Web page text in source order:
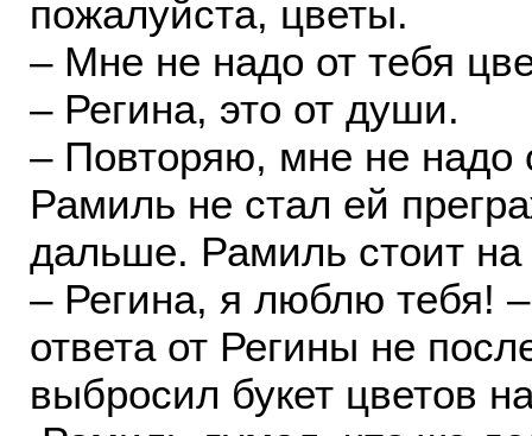
пожалуйста, цветы.
– Мне не надо от тебя
– Регина, это от души.
– Повторяю, мне не надо
Рамиль не стал ей
дальше. Рамиль стоит
– Регина, я люблю тебя!
ответа от Регины не
выбросил букет цветов